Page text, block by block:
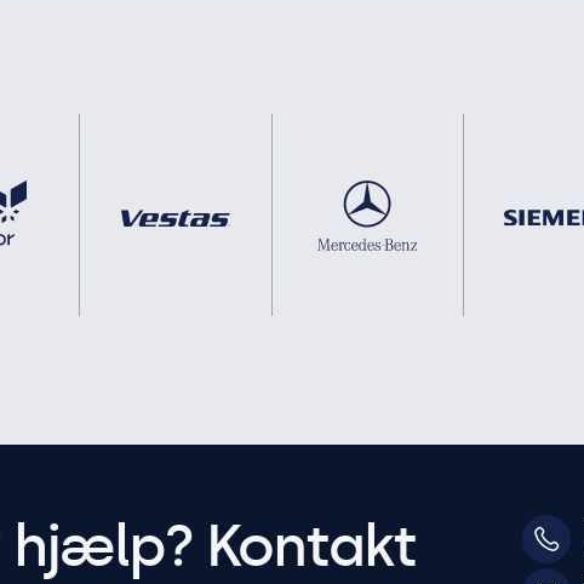
hjælp? Kontakt